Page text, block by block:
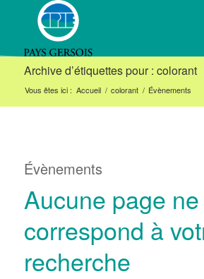
Archive d’étiquettes pour : colorant
Vous êtes ici : Accueil / colorant / Évènements
Évènements
Aucune page ne
correspond à
recherche